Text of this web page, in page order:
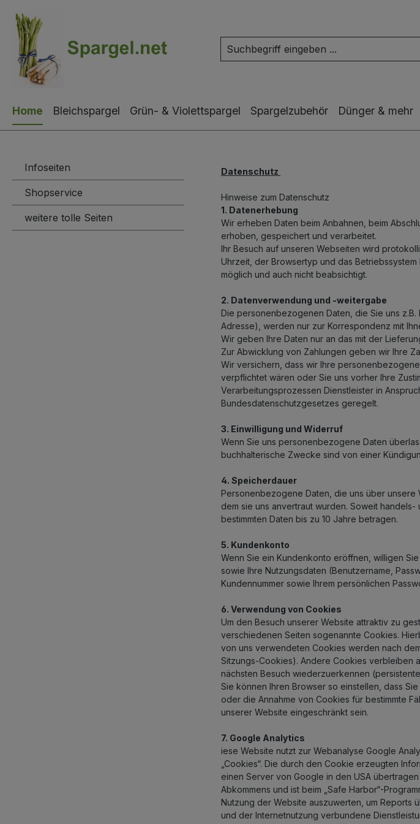
Hauptinhalt springen
Zur Suche springen
Zur Hauptnavigation springen
Home Bleichspargel Grün- & Violettspargel Spargelzubehör Dünger & mehr
Infoseiten
Shopservice
weitere tolle Seiten
Datenschutz
Hinweise zum Datenschutz
1. Datenerhebung
Wir erheben Daten beim Anbahnen, beim
erhoben, gespeichert und verarbeitet.
Ihr Besuch auf unseren Webseiten wird
Uhrzeit, der Browsertyp und das
möglich und auch nicht beabsichtigt.
2. Datenverwendung und -weitergabe
Die personenbezogenen Daten, die Sie uns
Adresse), werden nur zur Korrespondenz mit
Wir geben Ihre Daten nur an das mit der
Zur Abwicklung von Zahlungen geben wir Ihre
Wir versichern, dass wir Ihre
verpflichtet wären oder Sie uns vorher Ihre
Verarbeitungsprozessen Dienstleister in
Bundesdatenschutzgesetzes geregelt.
3. Einwilligung und Widerruf
Wenn Sie uns personenbezogene Daten
buchhalterische Zwecke sind von einer
4. Speicherdauer
Personenbezogene Daten, die uns über
dem sie uns anvertraut wurden. Soweit
bestimmten Daten bis zu 10 Jahre betragen.
5. Kundenkonto
Wenn Sie ein Kundenkonto eröffnen, willigen
sowie Ihre Nutzungsdaten (Benutzername,
Kundennummer sowie Ihrem persönlichen
6. Verwendung von Cookies
Um den Besuch unserer Website attraktiv zu
verschiedenen Seiten sogenannte Cookies.
von uns verwendeten Cookies werden nach
Sitzungs-Cookies). Andere Cookies verbleiben
nächsten Besuch wiederzuerkennen
Sie können Ihren Browser so einstellen, dass
oder die Annahme von Cookies für bestimmte
unserer Website eingeschränkt sein.
7. Google Analytics
iese Website nutzt zur Webanalyse Google
„Cookies“. Die durch den Cookie erzeugten
einen Server von Google in den USA
Abkommens und ist beim „Safe Harbor“-
Nutzung der Website auszuwerten, um Reports
und der Internetnutzung verbundene